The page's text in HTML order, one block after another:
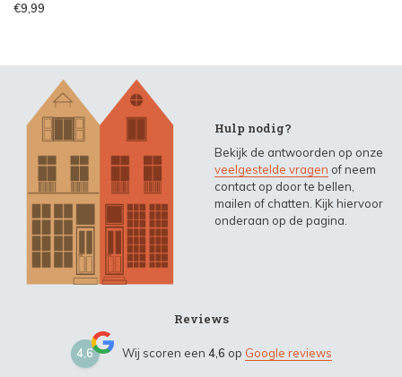
€9,99
Hulp nodig?
Bekijk de antwoorden op onze
veelgestelde vragen of neem
contact op door te bellen,
mailen of chatten. Kijk hiervoor
onderaan op de pagina.
Reviews
4,6 Wij scoren een 4,6 op Google reviews